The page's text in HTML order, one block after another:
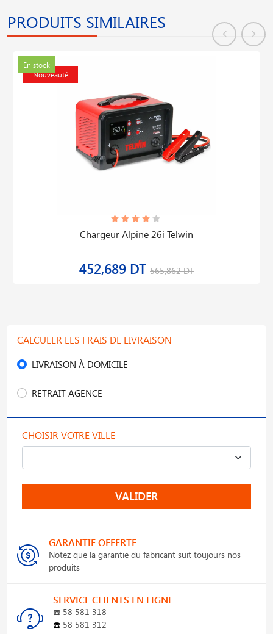
PRODUITS SIMILAIRES
En stock
Nouveauté
Chargeur Alpine 26i Telwin
452,689 DT 565,862 DT
CALCULER LES FRAIS DE LIVRAISON
LIVRAISON À DOMICILE
RETRAIT AGENCE
CHOISIR VOTRE VILLE
VALIDER
GARANTIE OFFERTE
Notez que la garantie du fabricant suit toujours nos
produits
SERVICE CLIENTS EN LIGNE
☎️ 58 581 318
☎️ 58 581 312